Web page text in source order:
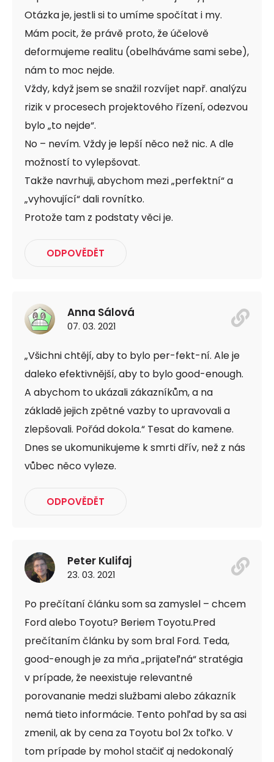
Otázka je, jestli si to umíme spočítat i my.
Mám pocit, že právě proto, že účelově
deformujeme realitu (obelháváme sami sebe),
nám to moc nejde.
Vždy, když jsem se snažil rozvíjet např. analýzu
rizik v procesech projektového řízení, odezvou
bylo „to nejde“.
No – nevím. Vždy je lepší něco než nic. A dle
možností to vylepšovat.
Takže navrhuji, abychom mezi „perfektní“ a
„vyhovující“ dali rovnítko.
Protože tam z podstaty věci je.
ODPOVĚDĚT
Anna Sálová
07. 03. 2021
„Všichni chtějí, aby to bylo per-fekt-ní. Ale je
daleko efektivnější, aby to bylo good-enough.
A abychom to ukázali zákazníkům, a na
základě jejich zpětné vazby to upravovali a
zlepšovali. Pořád dokola.“ Tesat do kamene.
Dnes se ukomunikujeme k smrti dřív, než z nás
vůbec něco vyleze.
ODPOVĚDĚT
Peter Kulifaj
23. 03. 2021
Po prečítaní článku som sa zamyslel – chcem
Ford alebo Toyotu? Beriem Toyotu.Pred
prečítaním článku by som bral Ford. Teda,
good-enough je za mňa „prijateľná“ stratégia
v prípade, že neexistuje relevantné
porovananie medzi službami alebo zákazník
nemá tieto informácie. Tento pohľad by sa asi
zmenil, ak by cena za Toyotu bol 2x toľko. V
tom prípade by mohol stačiť aj nedokonalý